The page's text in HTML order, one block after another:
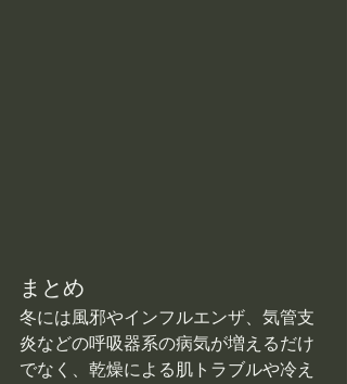
まとめ
冬には風邪やインフルエンザ、気管支
炎などの呼吸器系の病気が増えるだけ
でなく、乾燥による肌トラブルや冷え